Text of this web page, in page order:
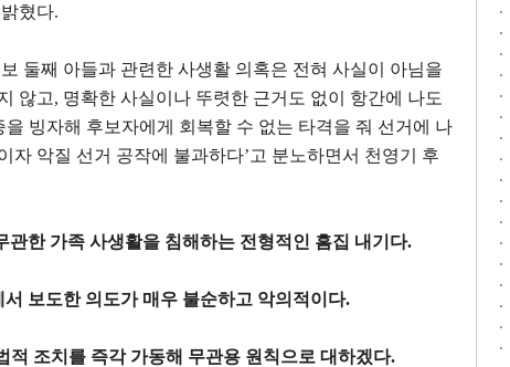
혔다.
둘째 아들과 관련한 사생활 의혹은 전혀 사실이 아님을
않고, 명확한 사실이나 뚜렷한 근거도 없이 항간에 나도
을 빙자해 후보자에게 회복할 수 없는 타격을 줘 선거에 나
자 악질 선거 공작에 불과하다’고 분노하면서 천영기 후
관한 가족 사생활을 침해하는 전형적인 흠집 내기다.
보도한 의도가 매우 불순하고 악의적이다.
적 조치를 즉각 가동해 무관용 원칙으로 대하겠다.